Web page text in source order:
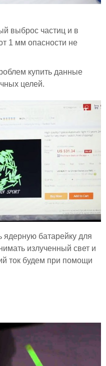
выброс частиц и в
1 мм опасности не
купить данные
целей.
ядерную батарейку для
излученный свет и
ток будем при помощи